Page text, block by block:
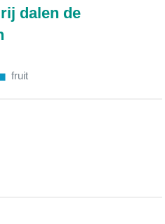
dalen de
fruit